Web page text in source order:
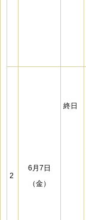
2
6月7日
（金）
終日